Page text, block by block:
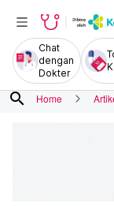
Chat
dengan
Dokter
search Home